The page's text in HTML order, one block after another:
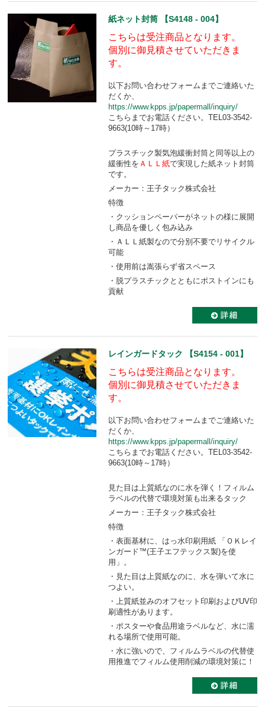
紙ネット封筒 【S4148 - 004】
こちらは受注商品となります。
個別に御見積させていただきま
す。
以下お問い合わせフォームまでご連絡いた
だくか、
https://www.kpps.jp/papermall/inquiry/
こちらまでお電話ください。TEL03-3542-
9663(10時～17時）
プラスチック製気泡緩衝封筒と同等以上の
緩衝性を ＡＬＬ紙で実現した紙ネット封筒
です。
メーカー：王子タック株式会社
特徴
・クッションペーパーがネットの様に展開
し商品を優しく包み込み
・ＡＬＬ紙製なので分別不要でリサイクル
可能
・使用前は嵩張らず省スペース
・脱プラスチックとともにポストインにも
貢献
レインガードタック 【S4154 - 001】
こちらは受注商品となります。
個別に御見積させていただきま
す。
以下お問い合わせフォームまでご連絡いた
だくか、
https://www.kpps.jp/papermall/inquiry/
こちらまでお電話ください。TEL03-3542-
9663(10時～17時）
見た目は上質紙なのに水を弾く！フィルム
ラベルの代替で環境対策も出来るタック
メーカー：王子タック株式会社
特徴
・表面基材に、はっ水印刷用紙 「ＯＫレイ
ンガード™(王子エフテックス製)を使
用」。
・見た目は上質紙なのに、水を弾いて水に
つよい。
・上質紙並みのオフセット印刷およびUV印
刷適性があります。
・ポスターや食品用途ラベルなど、水に濡
れる場所で使用可能。
・水に強いので、フィルムラベルの代替使
用推進でフィルム使用削減の環境対策に！